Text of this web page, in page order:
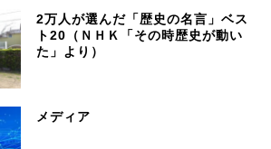
2万人が選んだ「歴史の名言」ベス
ト20（ＮＨＫ「その時歴史が動い
た」より）
メディア